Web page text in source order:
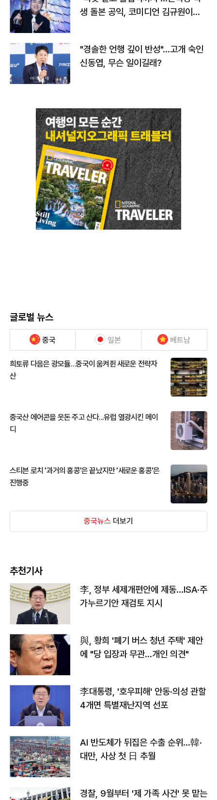
생 돌본 공익, 코미디언 김규원이었
"경솔한 언행 깊이 반성"…고개 숙인
신동엽, 무슨 일이길래?
글로벌 뉴스
중국 일본 베트남
희토류 다음은 광모듈…중국이 움켜쥔 새로운 전략자
산
중국산 에어콘을 웃돈 주고 산다...유럽 열광시킨 메이
디
스티븐 로치 '과거의 홍콩'은 끝났지만 '새로운 홍콩'은
진행중
중국뉴스 더보기
추천기사
李, 정부 세제개편안에 제동…ISA·주
가누르기안 재검토 지시
與, 황희 '폐기 버스 청년 주택' 제안
에 "당 입장과 무관…개인 의견"
李대통령, '호우피해' 안동·의성 관할
4개면 특별재난지역 선포
AI 반도체가 뒤집은 수출 순위…韓·
대만, 사상 첫 日 추월
경찰, 9월부터 '제 가족 사건' 못 맡는